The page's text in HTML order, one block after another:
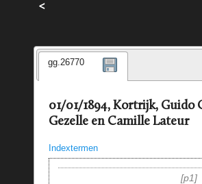
<
gg.26770
01/01/1894, Kortrijk, Guido
Gezelle en Camille Lateur
Indextermen
p1